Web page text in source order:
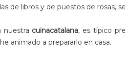
de libros y de puestos de rosas,
nuestra cuinacatalana, es típico
animado a prepararlo en casa.